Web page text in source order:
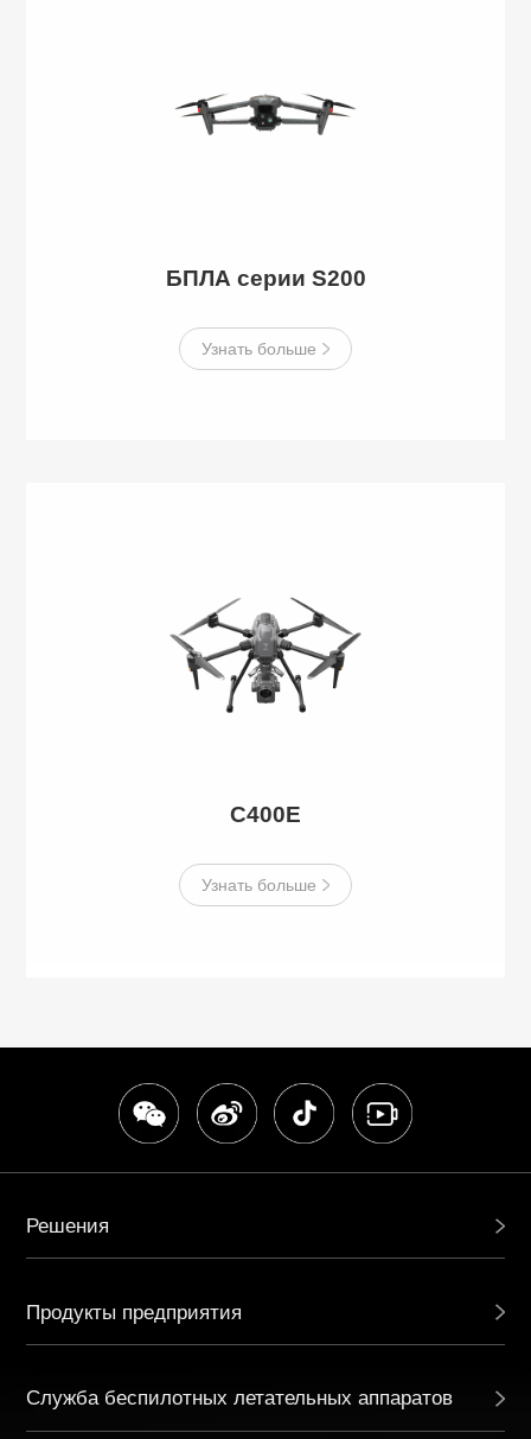
БПЛА серии S200
Узнать больше
С400Е
Узнать больше
Решения
Продукты предприятия
Служба беспилотных летательных аппаратов